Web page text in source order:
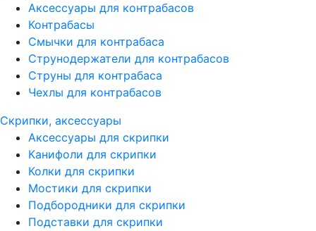
Аксессуары для контрабасов
Контрабасы
Смычки для контрабаса
Струнодержатели для контрабасов
Струны для контрабаса
Чехлы для контрабасов
Скрипки, аксессуары
Аксессуары для скрипки
Канифоли для скрипки
Колки для скрипки
Мостики для скрипки
Подбородники для скрипки
Подставки для скрипки